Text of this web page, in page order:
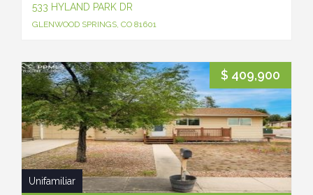
533 HYLAND PARK DR
GLENWOOD SPRINGS, CO 81601
$ 409,900
Unifamiliar